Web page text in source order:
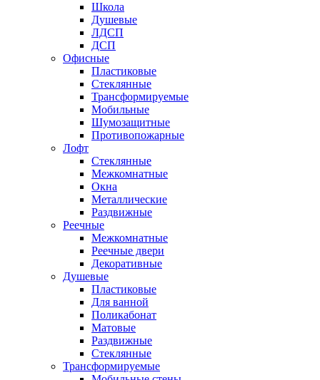
Школа
Душевые
ЛДСП
ДСП
Офисные
Пластиковые
Стеклянные
Трансформируемые
Мобильные
Шумозащитные
Противопожарные
Лофт
Стеклянные
Межкомнатные
Окна
Металлические
Раздвижные
Реечные
Межкомнатные
Реечные двери
Декоративные
Душевые
Пластиковые
Для ванной
Поликабонат
Матовые
Раздвижные
Стеклянные
Трансформируемые